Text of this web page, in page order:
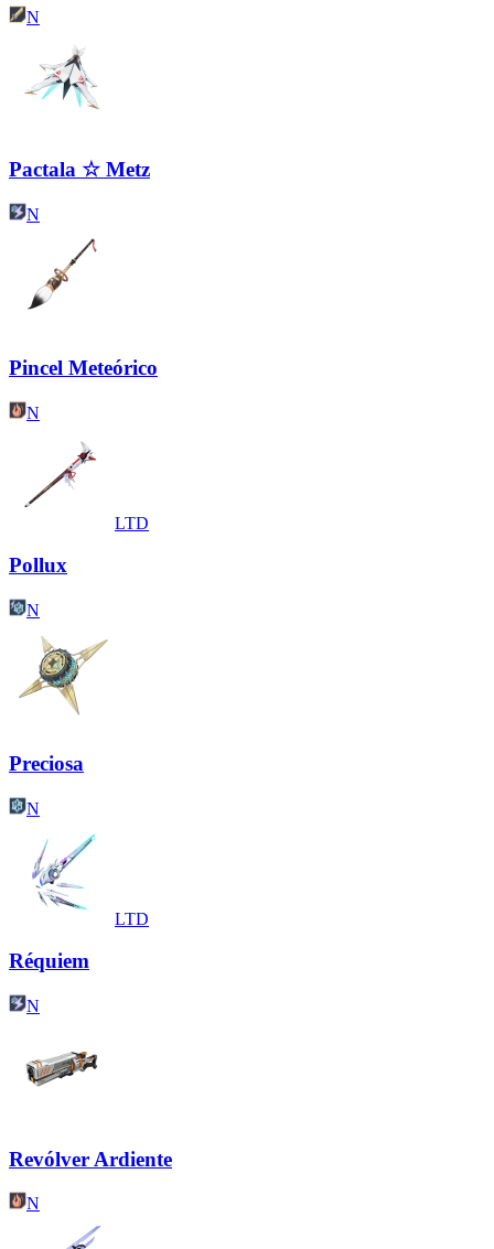
N
Pactala ☆ Metz
N
Pincel Meteórico
N
LTD
Pollux
N
Preciosa
N
LTD
Réquiem
N
Revólver Ardiente
N